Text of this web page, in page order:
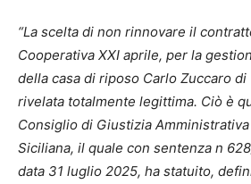
“La scelta di non rinnovare il
Cooperativa XXI aprile, per la
della casa di riposo Carlo Zuccaro di
rivelata totalmente legittima. Ciò è
Consiglio di Giustizia
Siciliana, il quale con sentenza n
data 31 luglio 2025, ha statuito,